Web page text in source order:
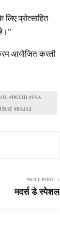
प्रोत्साहित
आयोजित करती
#DELHI #USA
#BAJAJ
NEXT POST
मदर्स डे स्पेशल